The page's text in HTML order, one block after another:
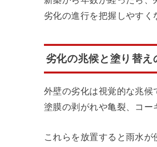
劣化の進行を把握しやすく
劣化の兆候と塗り替
外壁の劣化は視覚的な兆候
塗膜の剥がれや亀裂、コー
これらを放置すると雨水